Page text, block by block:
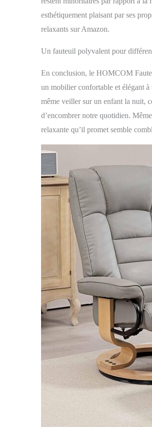
esthétiquement plaisant par ses
relaxants sur Amazon.
Un fauteuil polyvalent pour
En conclusion, le HOMCOM
un mobilier confortable et élégant
même veiller sur un enfant la nuit,
d’encombrer notre quotidien.
relaxante qu’il promet semble